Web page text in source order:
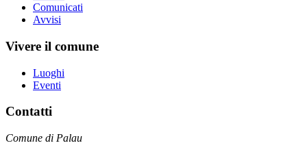
Comunicati
Avvisi
Vivere il comune
Luoghi
Eventi
Contatti
Comune di Palau